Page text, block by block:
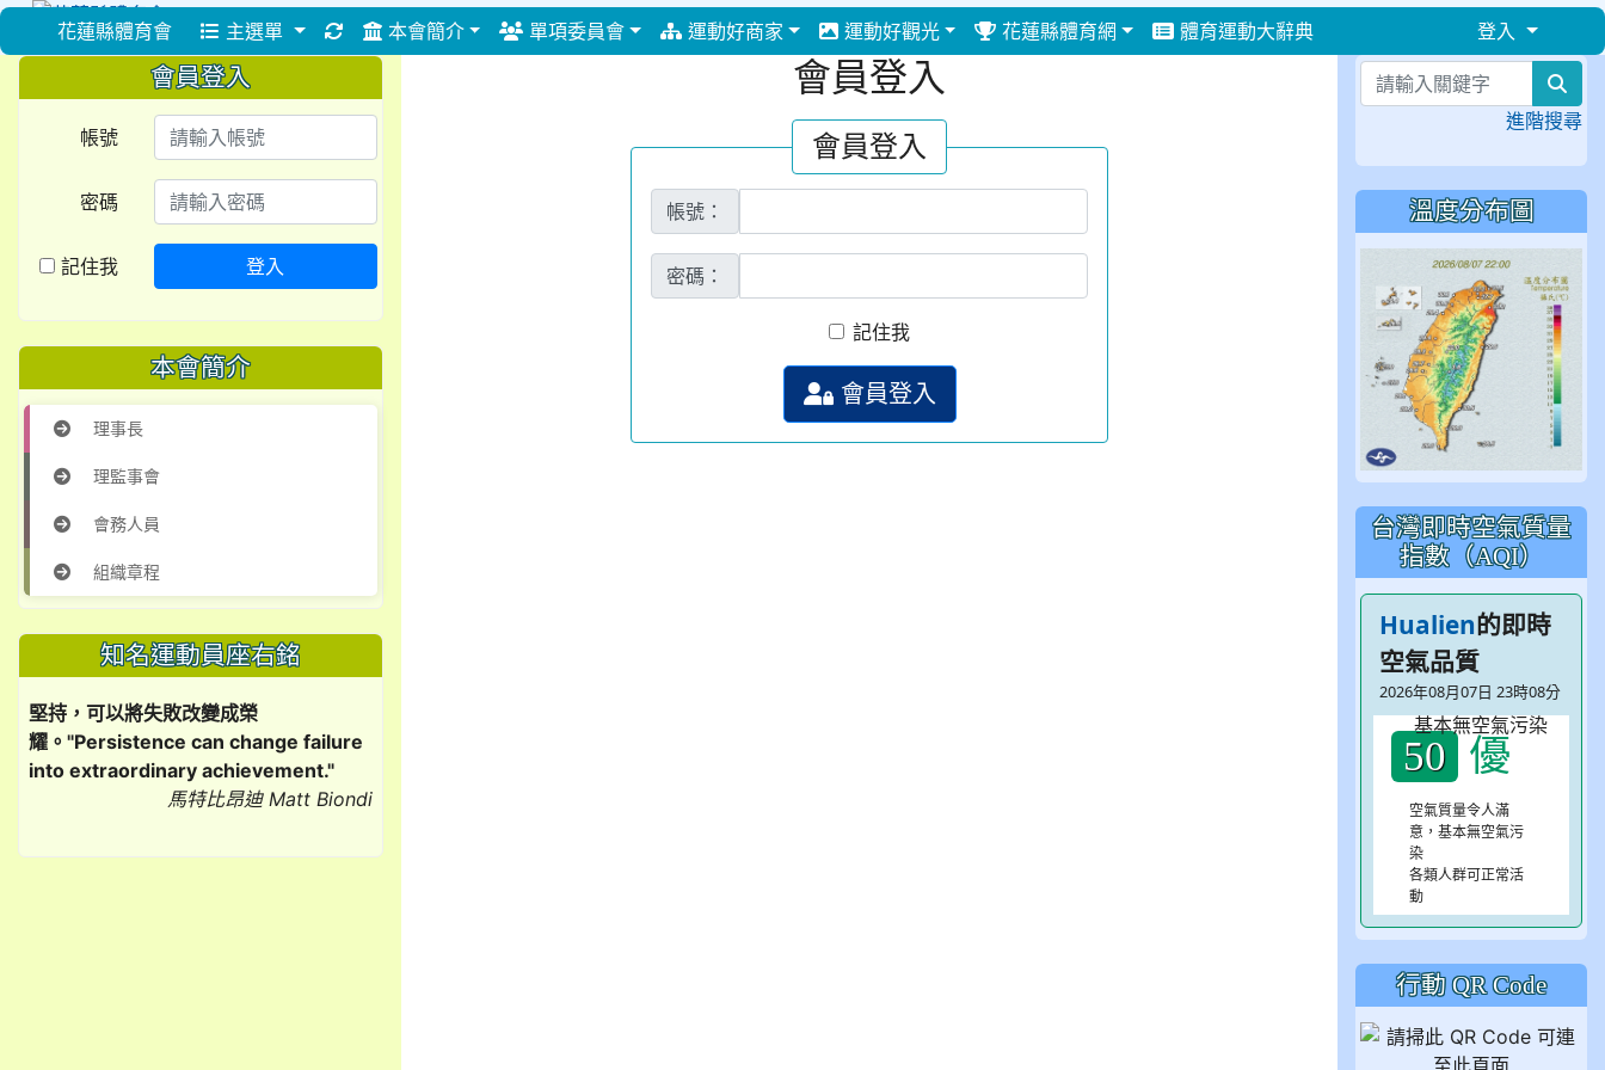
花蓮縣體育會 主選單 重新取得佈景設定
本會簡介 單項委員會 運動好商家 運動好觀光 花蓮縣體育網 體育運動大辭典 登入
會員登入
會員登入
帳號：
密碼：
記住我
會員登入
會員登入
帳號
密碼
記住我 登入
本會簡介
理事長
理監事會
會務人員
組織章程
知名運動員座右銘
堅持，可以將失敗改變成榮
耀。"Persistence can change failure
into extraordinary achievement."
馬特比昂迪 Matt Biondi
進階搜尋
溫度分布圖
台灣即時空氣質量
指數（AQI）
Hualien的即時
空氣品質
2026年08月07日 23時08分
50 優
空氣質量令人滿
意，基本無空氣污
染
各類人群可正常活
動
行動 QR Code